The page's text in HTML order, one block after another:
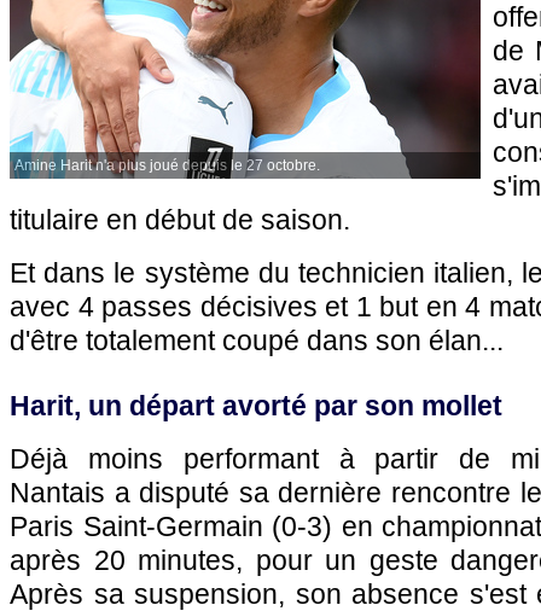
Amine Harit n'a plus joué depuis le 27 octobre.
de
titulaire en début de saison.
Et dans le système du technicien italien,
avec 4 passes décisives et 1 but en 4
d'être totalement coupé dans son élan...
Harit, un départ avorté par son mollet
Déjà moins performant à partir de
Nantais a disputé sa dernière rencontre
Paris Saint-Germain (0-3) en
après 20 minutes, pour un geste
Après sa suspension, son absence s'est